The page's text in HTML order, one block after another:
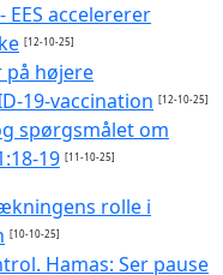
accelererer
[12-10-25]
på højere
19-vaccination [12-10-25]
spørgsmålet om
19 [11-10-25]
rolle i
[10-10-25]
Hamas: Ser pause